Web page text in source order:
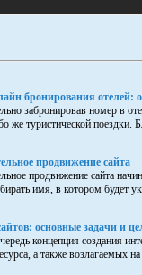
бронирования отелей:
забронировав номер в
же туристической поездки.
продвижение сайта
продвижение сайта
имя, в котором будет
основные задачи и
концепция создания
а также возлагаемых на